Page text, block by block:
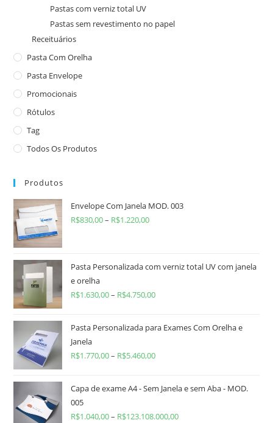
Pastas com verniz total UV
Pastas sem revestimento no papel
Receituários
Pasta Com Orelha
Pasta Envelope
Promocionais
Rótulos
Tag
Todos Os Produtos
Produtos
Envelope Com Janela MOD. 003
R$830,00– R$1.220,00
Pasta Personalizada com verniz total UV com janela
e orelha
R$1.630,00– R$4.750,00
Pasta Personalizada para Exames Com Orelha e
Janela
R$1.770,00– R$5.460,00
Capa de exame A4 - Sem Janela e sem Aba - MOD.
005
R$1.040,00– R$123.108.000,00